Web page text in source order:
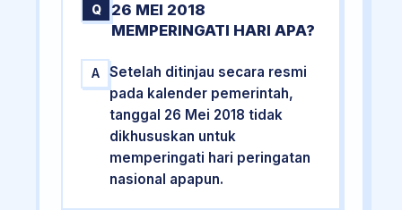
Q
26 MEI 2018
MEMPERINGATI HARI APA?
A
Setelah ditinjau secara resmi
pada kalender pemerintah,
tanggal 26 Mei 2018 tidak
dikhususkan untuk
memperingati hari peringatan
nasional apapun.